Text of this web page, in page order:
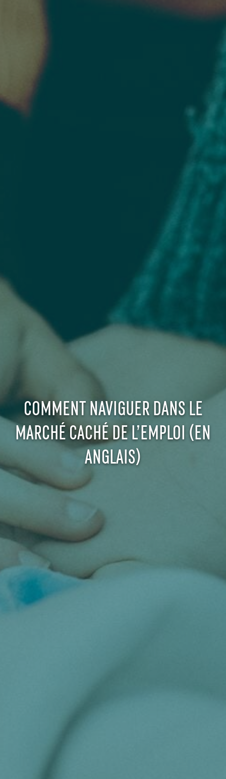
COMMENT NAVIGUER DANS LE
MARCHÉ CACHÉ DE L’EMPLOI (EN
ANGLAIS)